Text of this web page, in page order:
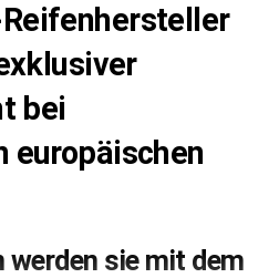
bei
europäischen
werden sie mit dem